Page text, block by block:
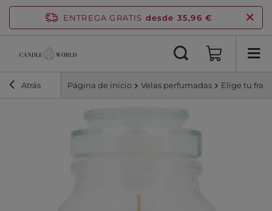
ENTREGA GRATIS desde 35,96 €
Atrás Página de inicio Velas perfumadas Elige tu